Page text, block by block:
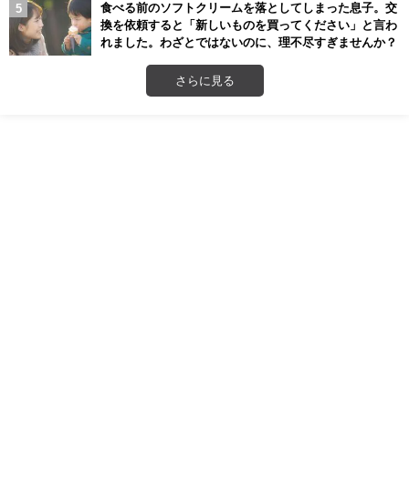
食べる前のソフトクリームを落としてしまった息子。交
換を依頼すると「新しいものを買ってください」と言わ
れました。わざとではないのに、理不尽すぎませんか？
さらに見る